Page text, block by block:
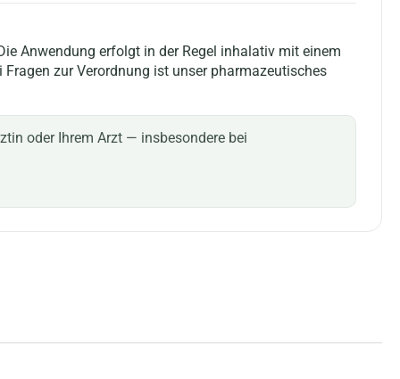
Anwendung erfolgt in der Regel inhalativ mit einem
zur Verordnung ist unser pharmazeutisches
oder Ihrem Arzt — insbesondere bei